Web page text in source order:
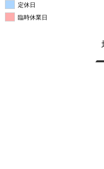
定休日
臨時休業日